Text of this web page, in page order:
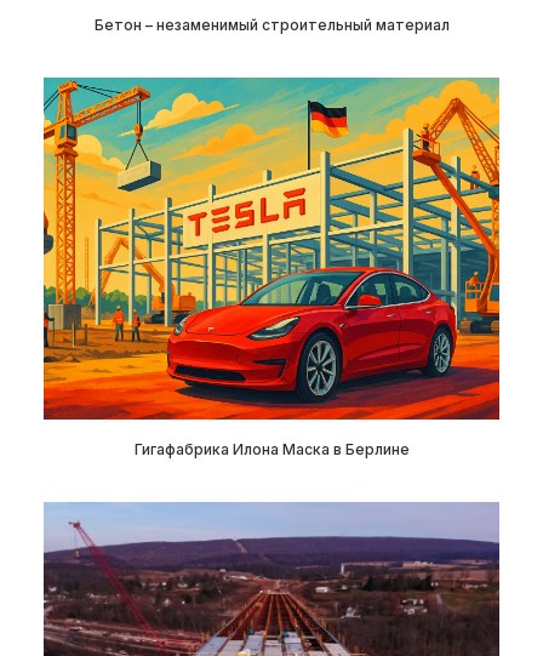
Бетон – незаменимый строительный материал
Гигафабрика Илона Маска в Берлине